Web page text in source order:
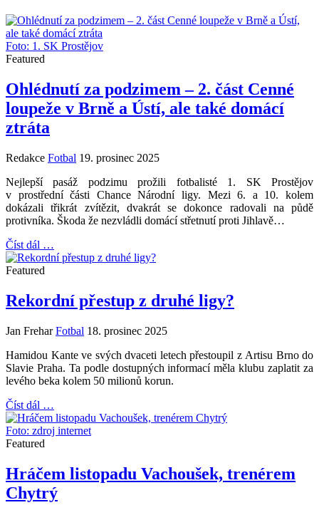
Foto: 1. SK Prostějov
Featured
Ohlédnutí za podzimem – 2. část Cenné
loupeže v Brně a Ústí, ale také domácí
ztráta
Redakce Fotbal 19. prosinec 2025
Nejlepší pasáž podzimu prožili fotbalisté 1. SK Prostějov
v prostřední části Chance Národní ligy. Mezi 6. a 10. kolem
dokázali třikrát zvítězit, dvakrát se dokonce radovali na půdě
protivníka. Škoda že nezvládli domácí střetnutí proti Jihlavě…
Číst dál …
Featured
Rekordní přestup z druhé ligy?
Jan Frehar Fotbal 18. prosinec 2025
Hamidou Kante ve svých dvaceti letech přestoupil z Artisu Brno do
Slavie Praha. Ta podle dostupných informací měla klubu zaplatit za
levého beka kolem 50 milionů korun.
Číst dál …
Foto: zdroj internet
Featured
Hráčem listopadu Vachoušek, trenérem
Chytrý